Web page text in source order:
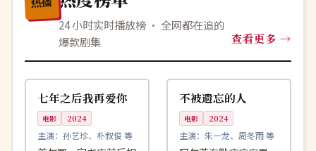
24 小时实时播放榜 · 全网都在追的
爆款剧集
查看更多
韩国
99:48
七年之后我再爱你
电影 2024
主演： 孙艺珍、朴叙俊 等
中国
99:34
不被遗忘的人
电影 2024
主演： 朱一龙、周冬雨 等